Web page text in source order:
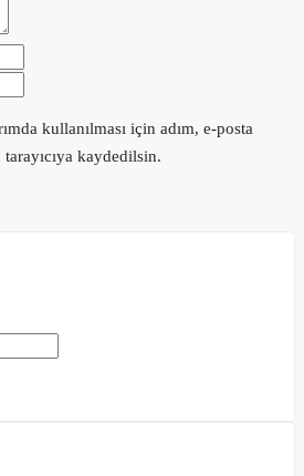
kullanılması için adım, e-posta
kaydedilsin.